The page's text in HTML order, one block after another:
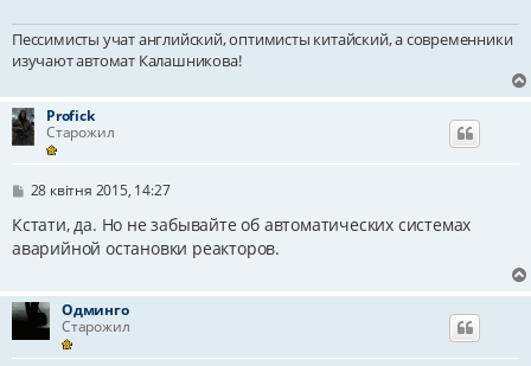
Пессимисты учат английский, оптимисты китайский, а современники
изучают автомат Калашникова!
Profick
Старожил
П
в
д
л
е
н
н
28 квітня 2015, 14:27
Кстати, да. Но не забывайте об автоматических системах
аварийной остановки реакторов.
Одминго
Старожил